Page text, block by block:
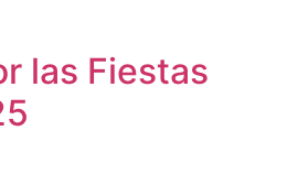
las Fiestas